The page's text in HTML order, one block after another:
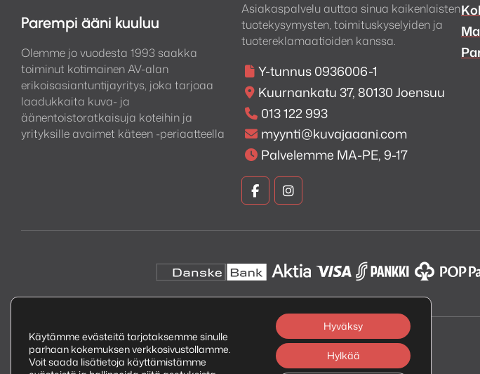
Parempi ääni kuuluu
Olemme jo vuodesta 1993 saakka
toiminut kotimainen AV-alan
erikoisasiantuntijayritys, joka tarjoaa
laadukkaita kuva- ja
äänentoistoratkaisuja koteihin ja
yrityksille avaimet käteen -periaatteella
Asiakaspalvelu auttaa sinua kaikenlaisten
tuotekysymysten, toimituskyselyiden ja
tuotereklamaatioiden kanssa.
Y-tunnus 0936006-1
Kuurnankatu 37, 80130 Joensuu
013 122 993
myynti@kuvajaaani.com
Palvelemme MA-PE, 9-17
Kuva
Facebook
Kuva
Instagram
Copyright © 2026 Kuva ja Ääni Oy Tietosuojaseloste
Käytämme evästeitä tarjotaksemme sinulle
parhaan kokemuksen verkkosivustollamme.
Voit saada lisätietoja käyttämistämme
Hyväksy
Hylkää